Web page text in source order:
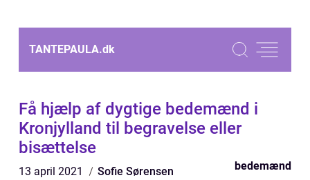
TANTEPAULA.dk
Få hjælp af dygtige bedemænd i
Kronjylland til begravelse eller
bisættelse
13 april 2021 Sofie Sørensen bedemænd